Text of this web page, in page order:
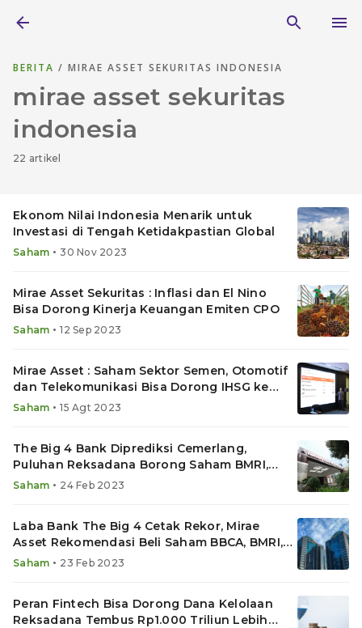
BERITA / MIRAE ASSET SEKURITAS INDONESIA
mirae asset sekuritas
indonesia
22 artikel
Ekonom Nilai Indonesia Menarik untuk
Investasi di Tengah Ketidakpastian Global
Saham • 30 Nov 2023
Mirae Asset Sekuritas : Inflasi dan El Nino
Bisa Dorong Kinerja Keuangan Emiten CPO
Saham • 12 Sep 2023
Mirae Asset : Saham Sektor Semen, Otomotif
dan Telekomunikasi Bisa Dorong IHSG ke
7.600
Saham • 15 Agt 2023
The Big 4 Bank Diprediksi Cemerlang,
Puluhan Reksadana Borong Saham BMRI,
BBRI, BBNI dan BBCA
Saham • 24 Feb 2023
Laba Bank The Big 4 Cetak Rekor, Mirae
Asset Rekomendasi Beli Saham BBCA, BMRI,
BBRI dan BBNI
Saham • 23 Feb 2023
Peran Fintech Bisa Dorong Dana Kelolaan
Reksadana Tembus Rp1.000 Triliun Lebih